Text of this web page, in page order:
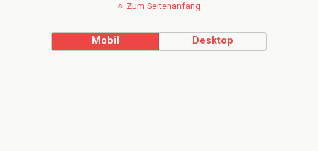
Zum Seitenanfang
Mobil Desktop